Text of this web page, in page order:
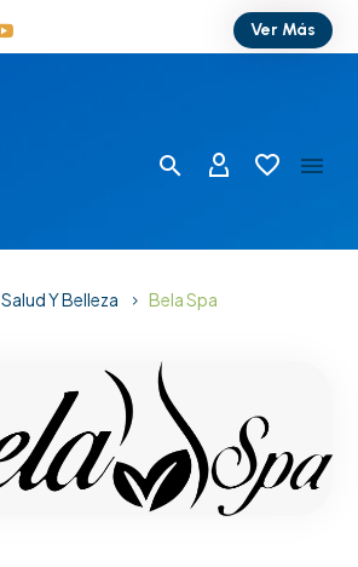
Ver Más
Salud Y Belleza Bela Spa